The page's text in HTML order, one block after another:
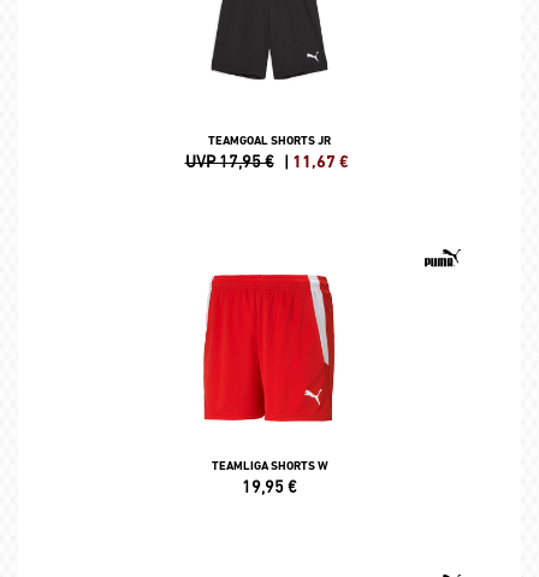
TEAMGOAL SHORTS JR
UVP 17,95 € | 11,67 €
TEAMLIGA SHORTS W
19,95€